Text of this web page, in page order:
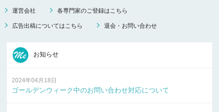
運営会社 各専門家のご登録はこちら
広告出稿についてはこちら 退会・お問い合わせ
お知らせ
2024年04月18日
ゴールデンウィーク中のお問い合わせ対応について